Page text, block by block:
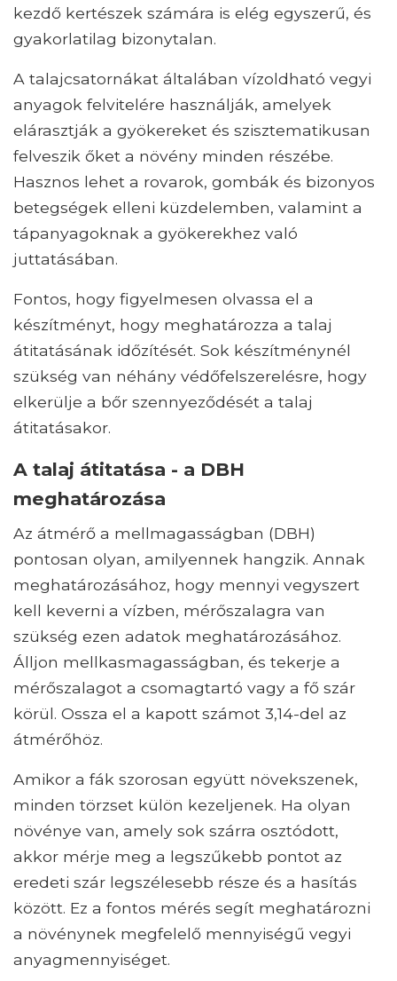
kezdő kertészek számára is elég egyszerű, és
gyakorlatilag bizonytalan.
A talajcsatornákat általában vízoldható vegyi
anyagok felvitelére használják, amelyek
elárasztják a gyökereket és szisztematikusan
felveszik őket a növény minden részébe.
Hasznos lehet a rovarok, gombák és bizonyos
betegségek elleni küzdelemben, valamint a
tápanyagoknak a gyökerekhez való
juttatásában.
Fontos, hogy figyelmesen olvassa el a
készítményt, hogy meghatározza a talaj
átitatásának időzítését. Sok készítménynél
szükség van néhány védőfelszerelésre, hogy
elkerülje a bőr szennyeződését a talaj
átitatásakor.
A talaj átitatása - a DBH
meghatározása
Az átmérő a mellmagasságban (DBH)
pontosan olyan, amilyennek hangzik. Annak
meghatározásához, hogy mennyi vegyszert
kell keverni a vízben, mérőszalagra van
szükség ezen adatok meghatározásához.
Álljon mellkasmagasságban, és tekerje a
mérőszalagot a csomagtartó vagy a fő szár
körül. Ossza el a kapott számot 3,14-del az
átmérőhöz.
Amikor a fák szorosan együtt növekszenek,
minden törzset külön kezeljenek. Ha olyan
növénye van, amely sok szárra osztódott,
akkor mérje meg a legszűkebb pontot az
eredeti szár legszélesebb része és a hasítás
között. Ez a fontos mérés segít meghatározni
a növénynek megfelelő mennyiségű vegyi
anyagmennyiséget.